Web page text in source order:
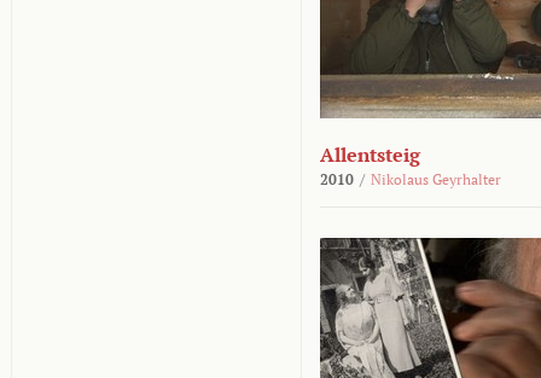
Allentsteig
2010 / Nikolaus Geyrhalter